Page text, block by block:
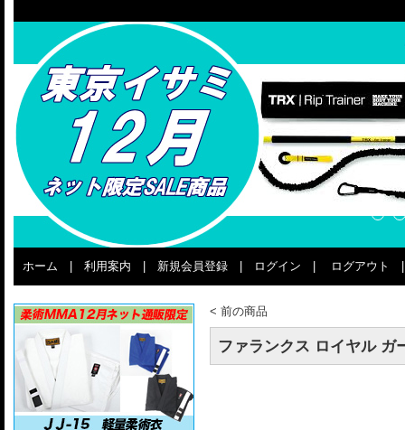
ホーム 利用案内 新規会員登録 ログイン ログアウト
< 前の商品
ファランクス ロイヤル ガ